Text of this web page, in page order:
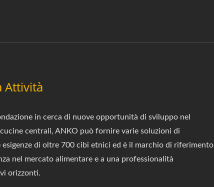
Attività
in cerca di nuove opportunità di sviluppo nel
centrali, ANKO può fornire varie soluzioni di
di oltre 700 cibi etnici ed è il marchio di riferimento
nel mercato alimentare e a una professionalità
orizzonti.